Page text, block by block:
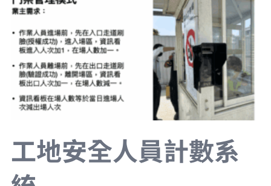
工地安全人員計數系